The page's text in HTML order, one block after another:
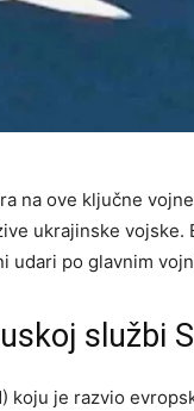
na ove ključne
ukrajinske vojske.
udari po glavnim
službi
koju je razvio